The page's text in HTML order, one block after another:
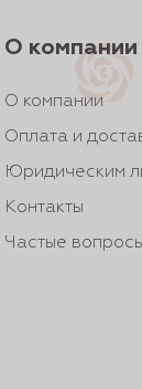
О компании
О компании
Оплата и
Юридическим
Контакты
Частые